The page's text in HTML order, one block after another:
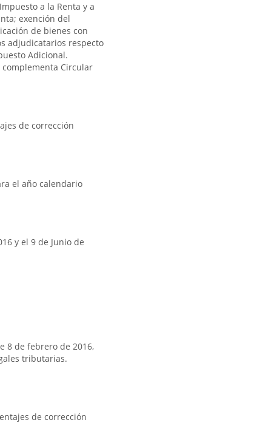
a la Renta y a
exención del
de bienes con
adjudicatarios respecto
Adicional.
complementa Circular
de corrección
el año calendario
y el 9 de Junio de
8 de febrero de 2016,
tributarias.
de corrección